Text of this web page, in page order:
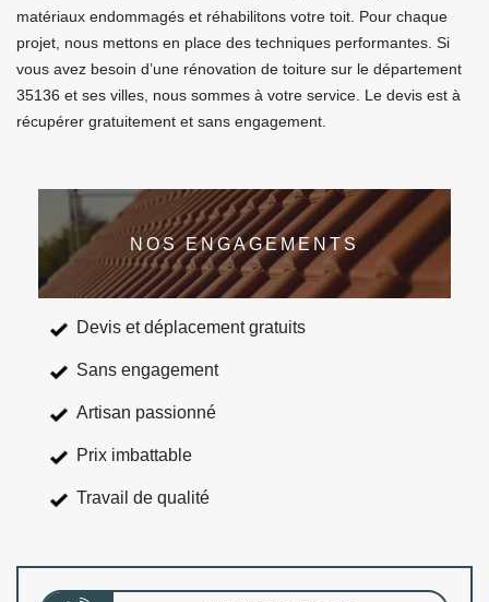
matériaux endommagés et réhabilitons votre toit. Pour chaque
projet, nous mettons en place des techniques performantes. Si
vous avez besoin d’une rénovation de toiture sur le département
35136 et ses villes, nous sommes à votre service. Le devis est à
récupérer gratuitement et sans engagement.
NOS ENGAGEMENTS
Devis et déplacement gratuits
Sans engagement
Artisan passionné
Prix imbattable
Travail de qualité